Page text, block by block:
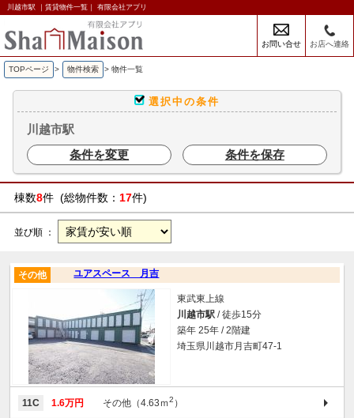
川越市駅 ｜賃貸物件一覧｜ 有限会社アプリ
お問い合せ お店へ連絡
TOPページ > 物件検索 > 物件一覧
選択中の条件
川越市駅
条件を変更
条件を保存
棟数8件 (総物件数： 17件)
並び順 ：
ユアスペース 月吉
その他
東武東上線
川越市駅 / 徒歩15分
築年 25年 / 2階建
埼玉県川越市月吉町47-1
11C 1.6万円 その他（4.63ｍ2 ）